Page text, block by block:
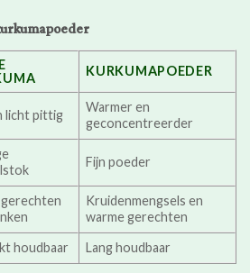
KURKUMAPOEDER
licht pittig
Warmer en
geconcentreerder
Fijn poeder
Kruidenmengsels en
warme gerechten
houdbaar Lang houdbaar